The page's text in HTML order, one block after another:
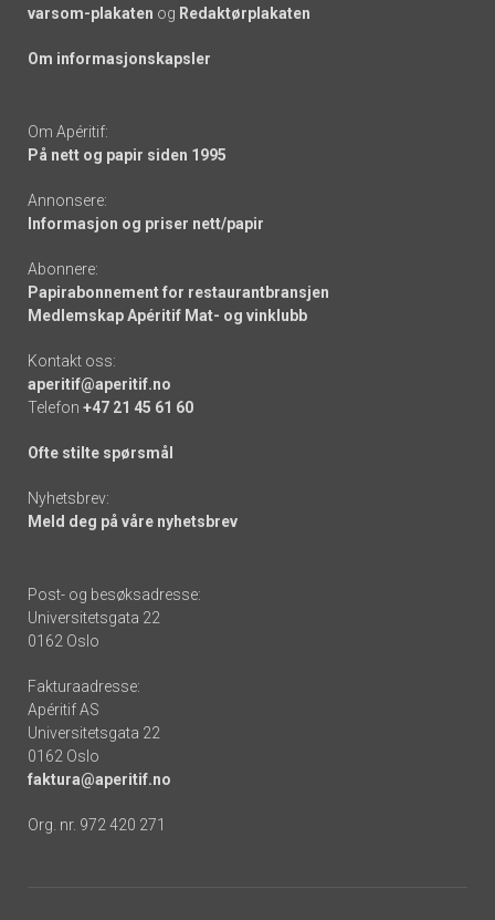
varsom-plakaten og Redaktørplakaten
Om informasjonskapsler
Om Apéritif:
På nett og papir siden 1995
Annonsere:
Informasjon og priser nett/papir
Abonnere:
Papirabonnement for restaurantbransjen
Medlemskap Apéritif Mat- og vinklubb
Kontakt oss:
aperitif@aperitif.no
Telefon +47 21 45 61 60
Ofte stilte spørsmål
Nyhetsbrev:
Meld deg på våre nyhetsbrev
Post- og besøksadresse:
Universitetsgata 22
0162 Oslo
Fakturaadresse:
Apéritif AS
Universitetsgata 22
0162 Oslo
faktura@aperitif.no
Org. nr. 972 420 271